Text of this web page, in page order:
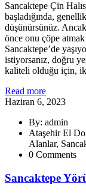
Sancaktepe Çin
başladığında,
düşünürsünüz.
önce onu çöpe
Sancaktepe’de
istiyorsanız, doğru
kaliteli olduğu için,
Read more
Haziran 6, 2023
By: admin
Ataşehir El
Alanlar,
0 Comments
Sancaktepe